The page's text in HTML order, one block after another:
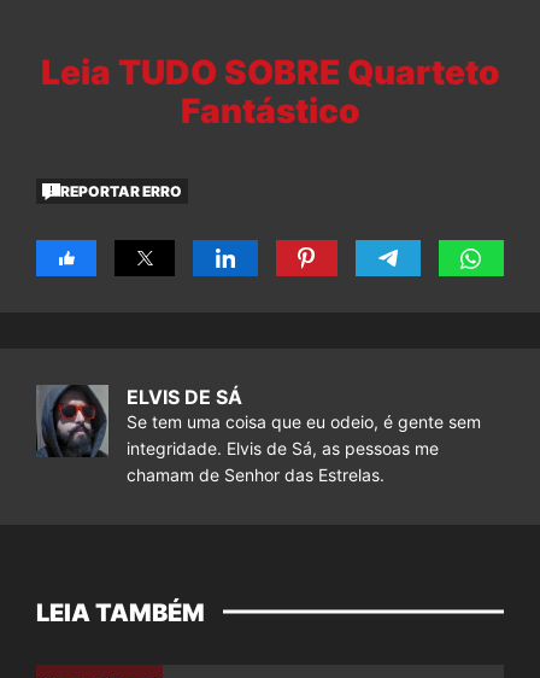
Leia TUDO SOBRE Quarteto
Fantástico
REPORTAR ERRO
ELVIS DE SÁ
Se tem uma coisa que eu odeio, é gente sem
integridade. Elvis de Sá, as pessoas me
chamam de Senhor das Estrelas.
LEIA TAMBÉM